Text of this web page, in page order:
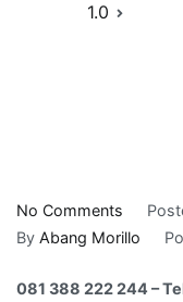
1.0
No Comments
081
222
By Abang Morillo
081 388 222 244 –